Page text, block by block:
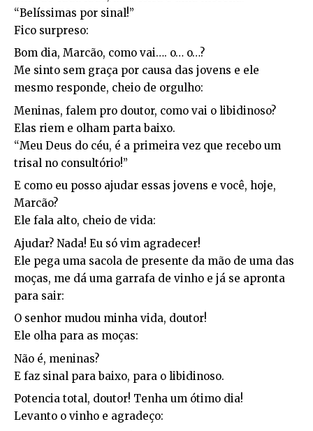
“Belíssimas por sinal!”
Fico surpreso:
Bom dia, Marcão, como vai…. o… o…?
Me sinto sem graça por causa das jovens e ele
mesmo responde, cheio de orgulho:
Meninas, falem pro doutor, como vai o libidinoso?
Elas riem e olham parta baixo.
“Meu Deus do céu, é a primeira vez que recebo um
trisal no consultório!”
E como eu posso ajudar essas jovens e você, hoje,
Marcão?
Ele fala alto, cheio de vida:
Ajudar? Nada! Eu só vim agradecer!
Ele pega uma sacola de presente da mão de uma das
moças, me dá uma garrafa de vinho e já se apronta
para sair:
O senhor mudou minha vida, doutor!
Ele olha para as moças:
Não é, meninas?
E faz sinal para baixo, para o libidinoso.
Potencia total, doutor! Tenha um ótimo dia!
Levanto o vinho e agradeço: